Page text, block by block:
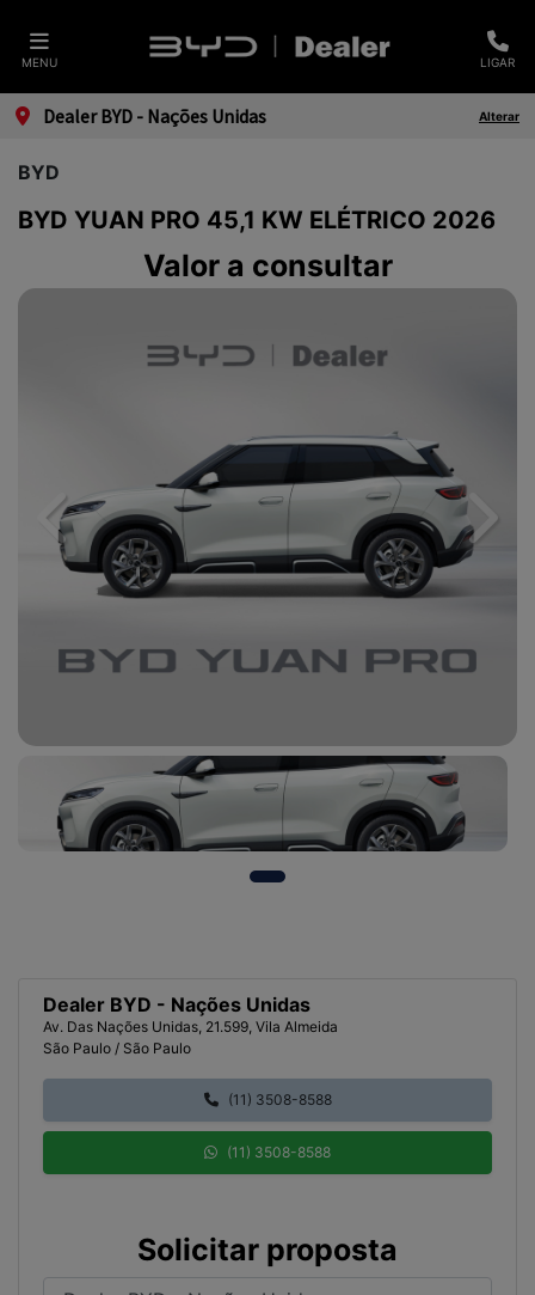
MENU LIGAR
Dealer BYD - Nações Unidas Alterar
BYD
BYD YUAN PRO 45,1 KW ELÉTRICO 2026
Valor a consultar
Previous Next
Dealer BYD - Nações Unidas
Av. Das Nações Unidas, 21.599, Vila Almeida
São Paulo / São Paulo
(11) 3508-8588
(11) 3508-8588
Solicitar proposta